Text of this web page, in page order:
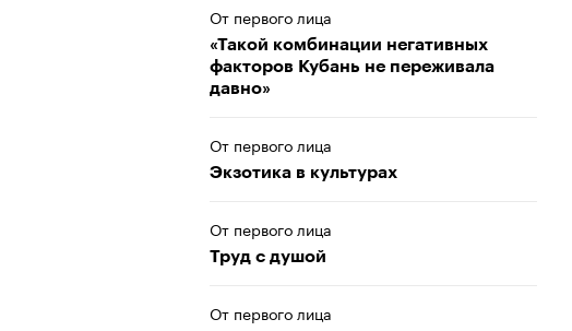
От первого лица
«Такой комбинации негативных
факторов Кубань не переживала
давно»
От первого лица
Экзотика в культурах
От первого лица
Труд с душой
От первого лица